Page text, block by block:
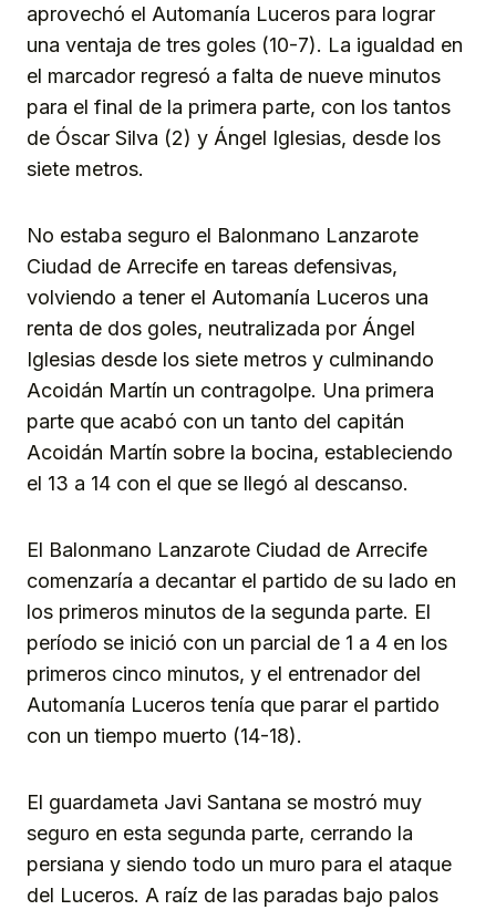
aprovechó el Automanía Luceros para lograr
una ventaja de tres goles (10-7). La igualdad en
el marcador regresó a falta de nueve minutos
para el final de la primera parte, con los tantos
de Óscar Silva (2) y Ángel Iglesias, desde los
siete metros.
No estaba seguro el Balonmano Lanzarote
Ciudad de Arrecife en tareas defensivas,
volviendo a tener el Automanía Luceros una
renta de dos goles, neutralizada por Ángel
Iglesias desde los siete metros y culminando
Acoidán Martín un contragolpe. Una primera
parte que acabó con un tanto del capitán
Acoidán Martín sobre la bocina, estableciendo
el 13 a 14 con el que se llegó al descanso.
El Balonmano Lanzarote Ciudad de Arrecife
comenzaría a decantar el partido de su lado en
los primeros minutos de la segunda parte. El
período se inició con un parcial de 1 a 4 en los
primeros cinco minutos, y el entrenador del
Automanía Luceros tenía que parar el partido
con un tiempo muerto (14-18).
El guardameta Javi Santana se mostró muy
seguro en esta segunda parte, cerrando la
persiana y siendo todo un muro para el ataque
del Luceros. A raíz de las paradas bajo palos